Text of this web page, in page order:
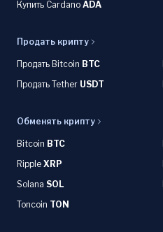
Купить Cardano ADA
Продать крипту
Продать Bitcoin BTC
Продать Tether USDT
Обменять крипту
Bitcoin BTC
Ripple XRP
Solana SOL
Toncoin TON